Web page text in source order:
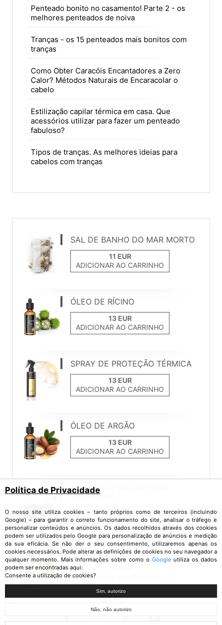
Penteado bonito no casamento! Parte 2 - os
melhores penteados de noiva
Tranças - os 15 penteados mais bonitos com
tranças
Como Obter Caracóis Encantadores a Zero
Calor? Métodos Naturais de Encaracolar o
cabelo
Estilização capilar térmica em casa. Que
acessórios utilizar para fazer um penteado
fabuloso?
Tipos de tranças. As melhores ideias para
cabelos com tranças
SAL DE BANHO DO MAR MORTO
ADICIONAR AO CARRINHO
ÓLEO DE RÍCINO
ADICIONAR AO CARRINHO
SPRAY DE PROTEÇÃO TÉRMICA
ADICIONAR AO CARRINHO
ÓLEO DE ARGÃO
ADICIONAR AO CARRINHO
MÁSCARA CAPILAR COM
QUERATINA
ADICIONAR AO CARRINHO
ÓLEO DE AMÊNDOA
ADICIONAR AO CARRINHO
Política de Privacidade
O nosso site utiliza cookies – tanto próprios como de terceiros (incluindo
Google) – para garantir o correto funcionamento do site, analisar o tráfego e
personalizar conteúdos e anúncios. Os dados recolhidos através dos cookies
podem ser utilizados pelo Google para personalização de anúncios e medição
da sua eficácia. Se não der o seu consentimento, utilizaremos apenas os
cookies necessários. Pode alterar as definições de cookies no seu navegador a
qualquer momento. Mais informações sobre como o Google utiliza os dados
podem ser encontradas aqui:
Consente a utilização de cookies?
Sim, autorizo
Não, não autorizo